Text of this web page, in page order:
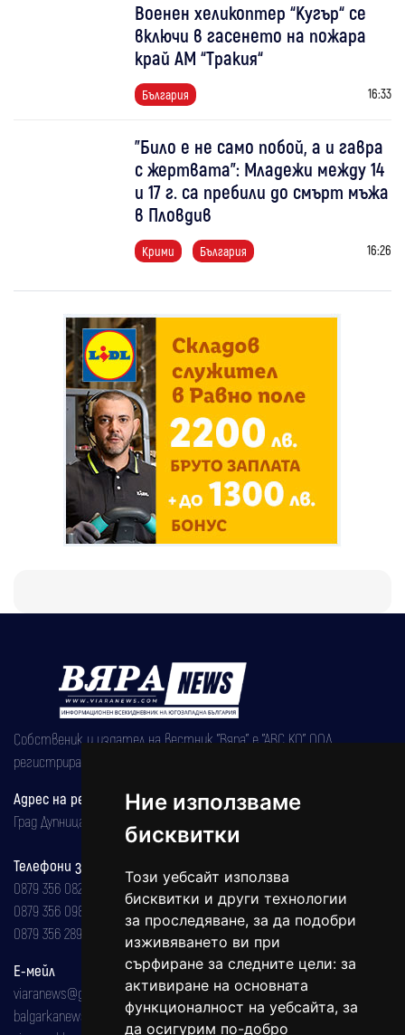
Ние използваме
бисквитки
Този уебсайт използва
бисквитки и други технологии
за проследяване, за да подобри
изживяването ви при
сърфиране за следните цели: за
активиране на основната
функционалност на уебсайта, за
да осигурим по-добро
Военен хеликоптер “Кугър“ се
включи в гасенето на пожара
край АМ “Тракия“
България 16:33
"Било е не само побой, а и гавра
с жертвата": Младежи между 14
и 17 г. са пребили до смърт мъжа
в Пловдив
Крими България 16:26
Собственик и издател на вестник "Вяра" е "АВС КО" ООД,
регистрирана на 08.05.2002 година.
Адрес на редакцията
Град Дупница, ул.''Христо Ботев" 43
Телефони за реклама и абонаменти
0879 356 082
0879 356 098
0879 356 289
Е-мейл
viaranews@gmail.com
balgarkanews@gmail.com